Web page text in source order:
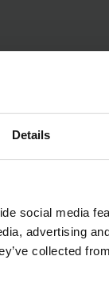
Details
social media
advertising
collected
Lítium-